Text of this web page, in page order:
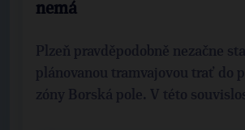
nemá
Plzeň pravděpodobně nezačne
plánovanou tramvajovou trať do
zóny Borská pole. V této